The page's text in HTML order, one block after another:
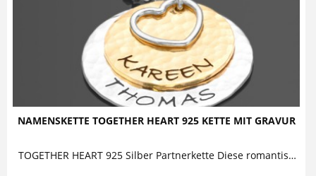
NAMENSKETTE TOGETHER HEART 925 KETTE MIT GRAVUR
TOGETHER HEART 925 Silber Partnerkette Diese romantische Namenskette ist ein außergewöhnliches Geschenk für die Liebste. Auf dem goldenen...